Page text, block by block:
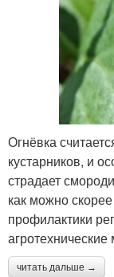
Огнёвка
кустарников, и
страдает
как можно
профилактики
читать дальше →